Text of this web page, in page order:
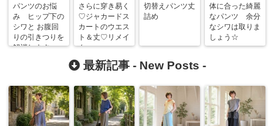
パンツのお悩
み ヒップ下の
シワと お腹回
りの引きつりを
解消します
さらに穿き易く
♡ジャカードス
カートのウエス
ト＆丈♡リメイ
ク
切替えパンツ丈
詰め
体に合った綺麗
なパンツ 余分
なシワは取りま
しょう☆
最新記事 - New Posts -